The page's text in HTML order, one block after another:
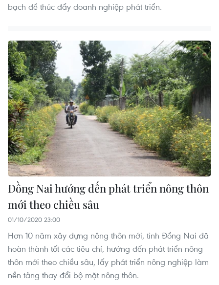
bạch để thúc đẩy doanh nghiệp phát triển.
Đồng Nai hướng đến phát triển nông thôn
mới theo chiều sâu
01/10/2020 23:00
Hơn 10 năm xây dựng nông thôn mới, tỉnh Đồng Nai đã
hoàn thành tốt các tiêu chí, hướng đến phát triển nông
thôn mới theo chiều sâu, lấy phát triển nông nghiệp làm
nền tảng thay đổi bộ mặt nông thôn.